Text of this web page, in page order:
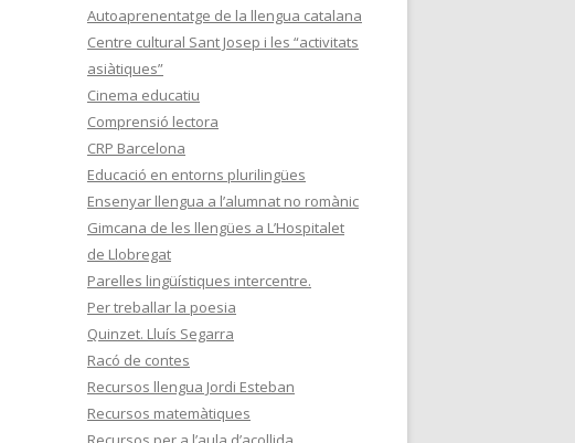
Autoaprenentatge de la llengua catalana
Centre cultural Sant Josep i les “activitats
asiàtiques”
Cinema educatiu
Comprensió lectora
CRP Barcelona
Educació en entorns plurilingües
Ensenyar llengua a l’alumnat no romànic
Gimcana de les llengües a L’Hospitalet
de Llobregat
Parelles lingüístiques intercentre.
Per treballar la poesia
Quinzet. Lluís Segarra
Racó de contes
Recursos llengua Jordi Esteban
Recursos matemàtiques